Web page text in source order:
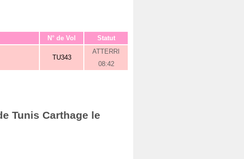
N° de Vol Statut
TU343
ATTERRI
08:42
Tunis Carthage le